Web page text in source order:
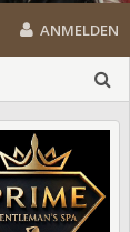
ANMELDEN